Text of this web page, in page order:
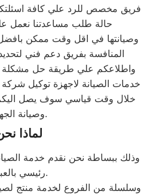
حالة طلب مساعدتنا نعمل
وصيانتها في اقل وقت ممكن بافضل
المنافسة بفريق دعم فني
واطلاعكم علي طريقة حل مشكلة
خدمات الصيانة لاجهزة توكيل شركة
خلال وقت قياسي سوف يصل اليكم
وصيانة الجهاز.
لماذا
وذلك ببساطة نحن نقدم خدمة
رئيسي بالعبور.
وسلسلة من الفروع لخدمة منتج